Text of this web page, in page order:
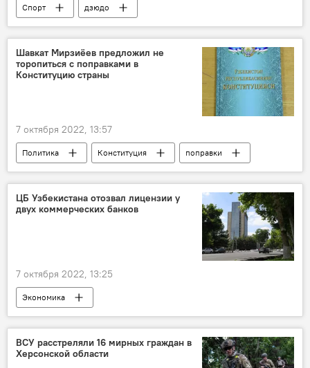
Спорт
дзюдо
Чемпионат мира 2022
Ташкент
Шавкат Мирзиёев предложил не
торопиться с поправками в
Конституцию страны
7 октября 2022, 13:57
Политика Конституция
поправки
Шавкат Мирзиёев
ЦБ Узбекистана отозвал лицензии у
двух коммерческих банков
7 октября 2022, 13:25
Экономика
Центральный банк Республики Узбекистан
ВСУ расстреляли 16 мирных граждан в
Херсонской области